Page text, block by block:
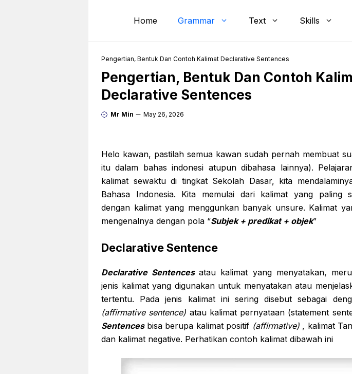
Home Grammar Text Skills
Pengertian, Bentuk Dan Contoh Kalimat Declarative Sentences
Pengertian, Bentuk Dan Contoh
Declarative Sentences
Mr Min May 26, 2026
Helo kawan, pastilah semua kawan sudah pernah membuat
itu dalam bahas indonesi atupun dibahasa lainnya).
kalimat sewaktu di tingkat Sekolah Dasar, kita
Bahasa Indonesia. Kita memulai dari kalimat yang paling
dengan kalimat yang menggunkan banyak unsure. Kalimat
mengenalnya dengan pola “Subjek + predikat + objek”
Declarative Sentence
Declarative Sentencesatau kalimat yang menyatakan,
jenis kalimat yang digunakan untuk menyatakan atau
tertentu. Pada jenis kalimat ini sering disebut sebagai
(affirmative sentence) atau kalimat pernyataan (statement
Sentences bisa berupa kalimat positif (affirmative), kalimat
dan kalimat negative. Perhatikan contoh kalimat dibawah ini